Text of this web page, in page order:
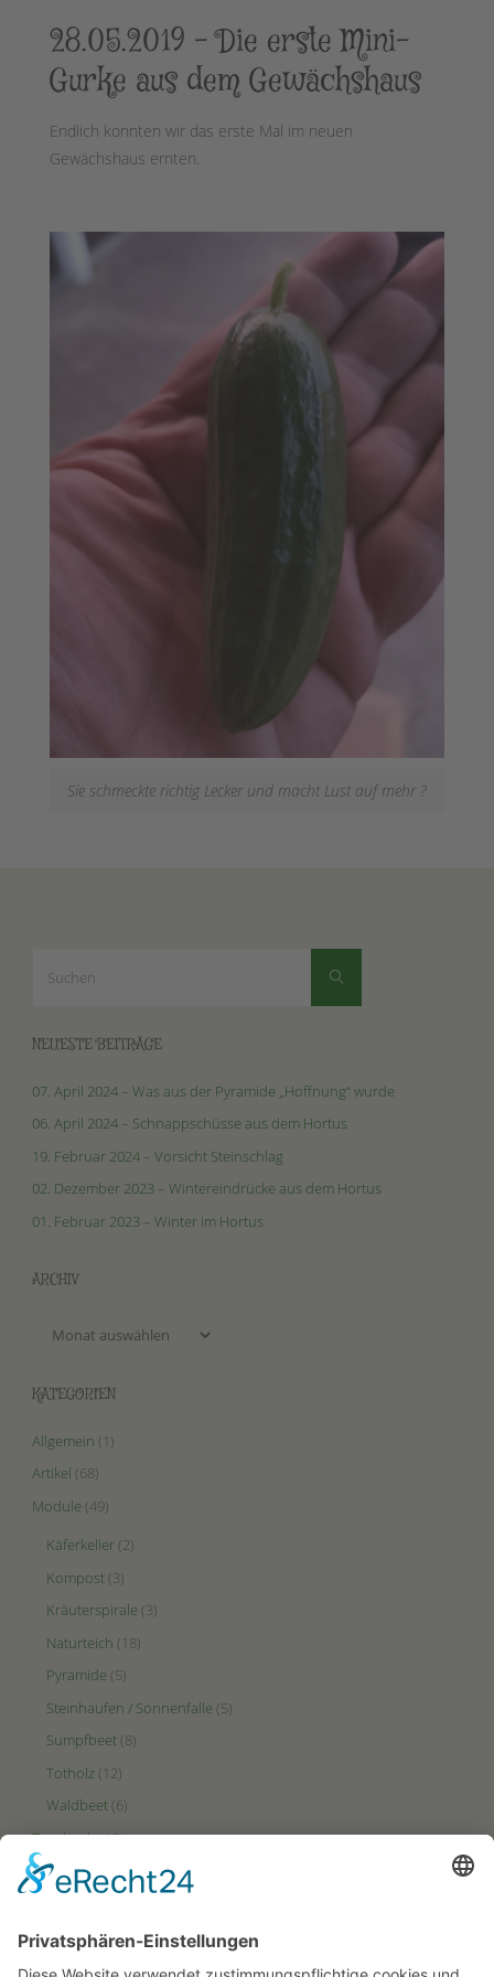
28.05.2019 – Die erste Mini-
Gurke aus dem Gewächshaus
Endlich konnten wir das erste Mal im neuen
Gewächshaus ernten.
Sie schmeckte richtig Lecker und macht Lust auf mehr ?
Suchen
NEUESTE BEITRÄGE
07. April 2024 – Was aus der Pyramide „Hoffnung“ wurde
06. April 2024 – Schnappschüsse aus dem Hortus
19. Februar 2024 – Vorsicht Steinschlag
02. Dezember 2023 – Wintereindrücke aus dem Hortus
01. Februar 2023 – Winter im Hortus
ARCHIV
KATEGORIEN
Allgemein (1)
Artikel (68)
Module (49)
Käferkeller(2)
Kompost(3)
Kräuterspirale (3)
Naturteich (18)
Pyramide (5)
Steinhaufen / Sonnenfalle (5)
Sumpfbeet(8)
Totholz (12)
Waldbeet(6)
Tagebuch(48)
Videos(2)
Ertrags-Zone(23)